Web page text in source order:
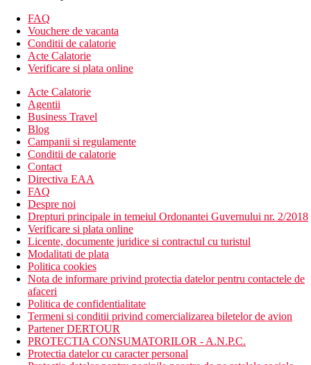
gradina
4 piscine (inclusiv 2 pentru copii)
umbrele si sezlonguri gratuite langa piscine
Wifi
Descrierea plajei
plaja cu nisip
umbrele si sezlonguri contra cost.
Activitati sportive gratuite
tenis de masa
fitness
Activitati sportive contra cost
tenis
biliard
fotbal de masa
sporturi nautice
Dieta
Mic dejun, pranz si cina tip bufet
Bauturi racoritoare si alcoolice (10:00-24:00)
Inghetata (10:30-18:00)
Gustari calde (11:00-16:00)
Gustari reci (11:00-18:00)
Cafea, ceai si prajituri (16:00-17:00)
FAQ
Vouchere de vacanta
Conditii de calatorie
Acte Calatorie
Verificare si plata online
Acte Calatorie
Agentii
Business Travel
Blog
Campanii si regulamente
Conditii de calatorie
Contact
Directiva EAA
FAQ
Despre noi
Drepturi principale in temeiul Ordonantei Guvernului nr. 2/2018
Verificare si plata online
Licente, documente juridice si contractul cu turistul
Modalitati de plata
Politica cookies
Nota de informare privind protectia datelor pentru contactele de
afaceri
Politica de confidentialitate
Termeni si conditii privind comercializarea biletelor de avion
Partener DERTOUR
PROTECTIA CONSUMATORILOR - A.N.P.C.
Protectia datelor cu caracter personal